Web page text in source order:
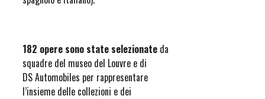
182 opere sono state selezionate da
squadre del museo del Louvre e di
DS Automobiles per rappresentare
l’insieme delle collezioni e dei